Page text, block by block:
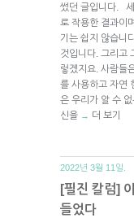
썼던 글입니다.
로 작용한 결과이
기는 쉽지 않습니
것입니다. 그리고
렇겠지요. 사람들
를 사용하고 자연
은 우리가 알 수
신을 → 더 보기
2022년 3월 11일.
[필진 칼럼]
들었다